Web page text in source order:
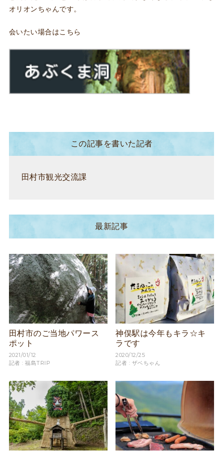
オリオンちゃんです。
会いたい場合はこちら
この記事を書いた記者
田村市観光交流課
最新記事
田村市のご当地パワース
ポット
2021/01/12
記者 : 福島TRIP
神俣駅は今年もキラ☆キ
ラです
2020/12/25
記者 : ザベちゃん